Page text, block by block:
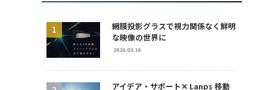
網膜投影グラスで視力関係なく鮮明
な映像の世界に
2020.03.16
アイデア・サポート✕ Lanps 移動